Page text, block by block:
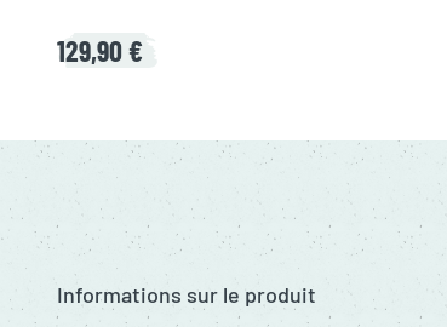
129,90 €
Informations sur le produit